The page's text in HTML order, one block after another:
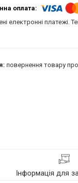
електронні
повернення товару
Інформація для